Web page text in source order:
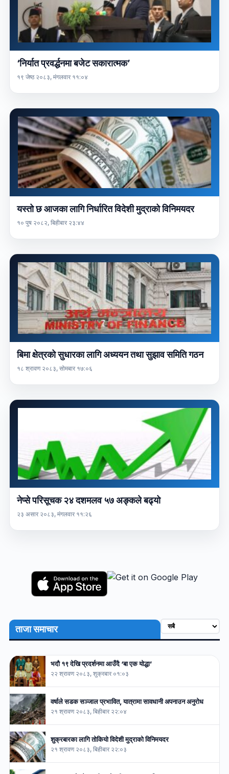
‘निर्यात प्रवर्द्धनमा बजेट सकारात्मक’
१९ जेष्ठ २०८३, मंगलवार ११:०४
यस्तो छ आजका लागि निर्धारित विदेशी मुद्राको विनिमयदर
१० पुष २०८२, बिहीबार २३:४४
बिमा क्षेत्रको सुधारका लागि अध्ययन तथा सुझाव समिति गठन
१८ श्रावण २०८३, सोमबार १७:०६
नेप्से परिसूचक २४ दशमलव ५७ अङ्कले बढ्यो
२३ असार २०८३, मंगलवार ११:२६
ताजा समाचार
भदौ १९ देखि प्रदर्शनमा आउँदै ‘बा एक योद्धा’
२२ श्रावण २०८३, शुक्रबार ०१:०३
वर्षाले सडक सञ्जाल प्रभावित, यात्रामा सावधानी अपनाउन अनुरोध
२१ श्रावण २०८३, बिहीबार २२:०४
शुक्रबारका लागि तोकियो विदेशी मुद्राको विनिमयदर
२१ श्रावण २०८३, बिहीबार २२:०३